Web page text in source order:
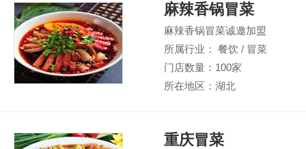
麻辣香锅冒菜
麻辣香锅冒菜诚邀加盟
所属行业： 餐饮 / 冒菜
门店数量：100家
所在地区：湖北
重庆冒菜